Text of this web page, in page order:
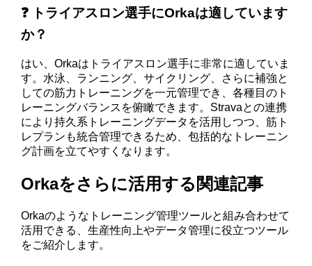
❓ トライアスロン選手にOrkaは適しています
か？
はい、Orkaはトライアスロン選手に非常に適していま
す。水泳、ランニング、サイクリング、さらに補強と
しての筋力トレーニングを一元管理でき、各種目のト
レーニングバランスを俯瞰できます。Stravaとの連携
により持久系トレーニングデータを活用しつつ、筋ト
レプランも統合管理できるため、包括的なトレーニン
グ計画を立てやすくなります。
Orkaをさらに活用する関連記事
Orkaのようなトレーニング管理ツールと組み合わせて
活用できる、生産性向上やデータ管理に役立つツール
をご紹介します。